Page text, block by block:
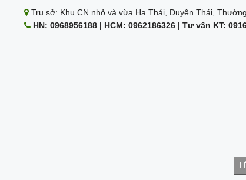
Trụ sở: Khu CN nhỏ và vừa Hạ Thái, Duyên Thái,
HN: 0968956188 | HCM: 0962186326 | Tư vấn KT: